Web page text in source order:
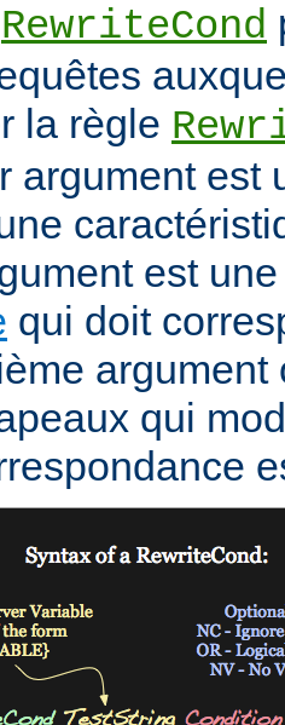
RewriteCond
la règle
argument est
est
qui doit
qui